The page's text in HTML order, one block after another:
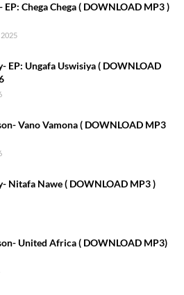
EP: Chega Chega ( DOWNLOAD MP3 )
EP: Ungafa Uswisiya ( DOWNLOAD
Vano Vamona ( DOWNLOAD MP3
Nitafa Nawe ( DOWNLOAD MP3 )
United Africa ( DOWNLOAD MP3)